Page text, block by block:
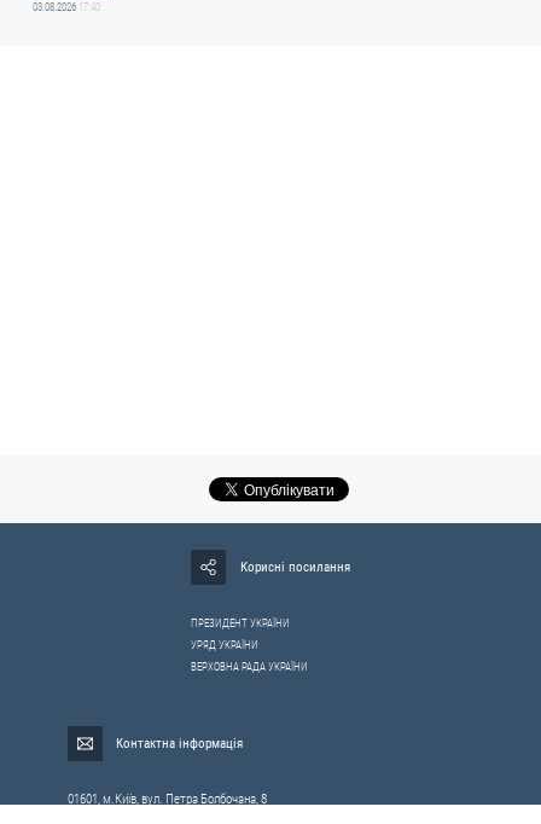
03.08.2026 17:40
Корисні посилання
ПРЕЗИДЕНТ УКРАЇНИ
УРЯД УКРАЇНИ
ВЕРХОВНА РАДА УКРАЇНИ
Контактна інформація
01601, м.Київ, вул. Петра Болбочана, 8